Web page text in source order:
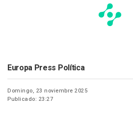
Europa Press Política
Domingo, 23 noviembre 2025
Publicado: 23:27